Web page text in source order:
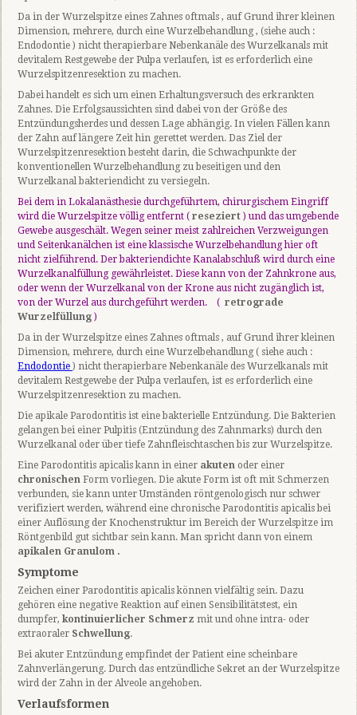
Da in der Wurzelspitze eines Zahnes oftmals , auf Grund ihrer kleinen
Dimension, mehrere, durch eine Wurzelbehandlung , (siehe auch :
Endodontie ) nicht therapierbare Nebenkanäle des Wurzelkanals mit
devitalem Restgewebe der Pulpa verlaufen, ist es erforderlich eine
Wurzelspitzenresektion zu machen.
Dabei handelt es sich um einen Erhaltungsversuch des erkrankten
Zahnes. Die Erfolgsaussichten sind dabei von der Größe des
Entzündungsherdes und dessen Lage abhängig. In vielen Fällen kann
der Zahn auf längere Zeit hin gerettet werden. Das Ziel der
Wurzelspitzenresektion besteht darin, die Schwachpunkte der
konventionellen Wurzelbehandlung zu beseitigen und den
Wurzelkanal bakteriendicht zu versiegeln.
Bei dem in Lokalanästhesie durchgeführtem, chirurgischem Eingriff
wird die Wurzelspitze völlig entfernt ( reseziert) und das umgebende
Gewebe ausgeschält. Wegen seiner meist zahlreichen Verzweigungen
und Seitenkanälchen ist eine klassische Wurzelbehandlung hier oft
nicht zielführend. Der bakteriendichte Kanalabschluß wird durch eine
Wurzelkanalfüllung gewährleistet. Diese kann von der Zahnkrone aus,
oder wenn der Wurzelkanal von der Krone aus nicht zugänglich ist,
von der Wurzel aus durchgeführt werden. ( retrograde
Wurzelfüllung)
Da in der Wurzelspitze eines Zahnes oftmals , auf Grund ihrer kleinen
Dimension, mehrere, durch eine Wurzelbehandlung ( siehe auch :
Endodontie ) nicht therapierbare Nebenkanäle des Wurzelkanals mit
devitalem Restgewebe der Pulpa verlaufen, ist es erforderlich eine
Wurzelspitzenresektion zu machen.
Die apikale Parodontitis ist eine bakterielle Entzündung. Die Bakterien
gelangen bei einer Pulpitis (Entzündung des Zahnmarks) durch den
Wurzelkanal oder über tiefe Zahnfleischtaschen bis zur Wurzelspitze.
Eine Parodontitis apicalis kann in einer akuten oder einer
chronischen Form vorliegen. Die akute Form ist oft mit Schmerzen
verbunden, sie kann unter Umständen röntgenologisch nur schwer
verifiziert werden, während eine chronische Parodontitis apicalis bei
einer Auflösung der Knochenstruktur im Bereich der Wurzelspitze im
Röntgenbild gut sichtbar sein kann. Man spricht dann von einem
apikalen Granulom .
Symptome
Zeichen einer Parodontitis apicalis können vielfältig sein. Dazu
gehören eine negative Reaktion auf einen Sensibilitätstest, ein
dumpfer, kontinuierlicher Schmerz mit und ohne intra- oder
extraoraler Schwellung.
Bei akuter Entzündung empfindet der Patient eine scheinbare
Zahnverlängerung. Durch das entzündliche Sekret an der Wurzelspitze
wird der Zahn in der Alveole angehoben.
Verlaufsformen